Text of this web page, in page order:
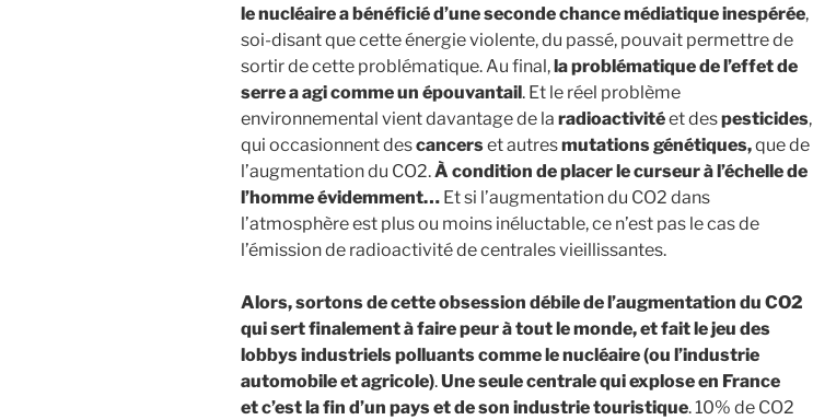
le nucléaire a bénéficié d’une seconde chance médiatique inespérée,
soi-disant que cette énergie violente, du passé, pouvait permettre de
sortir de cette problématique. Au final, la problématique de l’effet de
serre a agi comme un épouvantail. Et le réel problème
environnemental vient davantage de la radioactivitéet despesticides,
qui occasionnent descancerset autresmutations génétiques,que de
l’augmentation du CO2.À condition de placer le curseur à l’échelle de
l’homme évidemment… Et si l’augmentation du CO2 dans
l’atmosphère est plus ou moins inéluctable, ce n’est pas le cas de
l’émission de radioactivité de centrales vieillissantes.
Alors, sortons de cette obsession débile de l’augmentation du CO2
qui sert finalement à faire peur à tout le monde, et fait le jeu des
lobbys industriels polluants comme le nucléaire (ou l’industrie
automobile et agricole).Une seule centrale qui explose en France
et c’est la fin d’un pays et de son industrie touristique. 10% de CO2